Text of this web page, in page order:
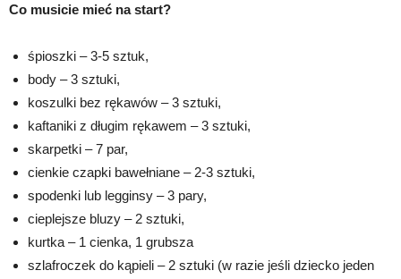
Co musicie mieć na start?
śpioszki – 3-5 sztuk,
body – 3 sztuki,
koszulki bez rękawów – 3 sztuki,
kaftaniki z długim rękawem – 3 sztuki,
skarpetki – 7 par,
cienkie czapki bawełniane – 2-3 sztuki,
spodenki lub legginsy – 3 pary,
cieplejsze bluzy – 2 sztuki,
kurtka – 1 cienka, 1 grubsza
szlafroczek do kąpieli – 2 sztuki (w razie jeśli dziecko jeden